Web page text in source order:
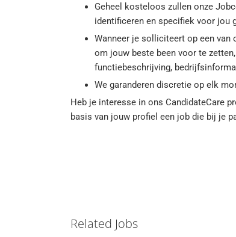
Geheel kosteloos zullen onze
identificeren en specifiek voor jou
Wanneer je solliciteert op een van
om jouw beste been voor te
functiebeschrijving,
We garanderen discretie op elk
Heb je interesse in ons CandidateCare
basis van jouw profiel een job die bij je
Related Jobs